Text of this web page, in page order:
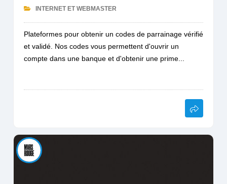
INTERNET ET WEBMASTER
Plateformes pour obtenir un codes de parrainage vérifié
et validé. Nos codes vous permettent d'ouvrir un
compte dans une banque et d'obtenir une prime...